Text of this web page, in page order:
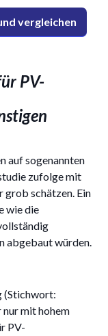
vergleichen
PV-
auf sogenannten
zufolge mit
grob schätzen. Ein
wie die
abgebaut würden.
(Stichwort:
mit hohem
PV-